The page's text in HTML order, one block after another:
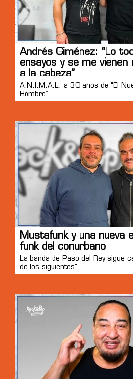
Andrés Giménez: “Lo
ensayos y se me vienen
a la cabeza”
A.N.I.M.A.L. a 30 años de “El
Hombre”
Mustafunk y una nueva
funk del conurbano
La banda de Paso del Rey sigue
de los siguientes".